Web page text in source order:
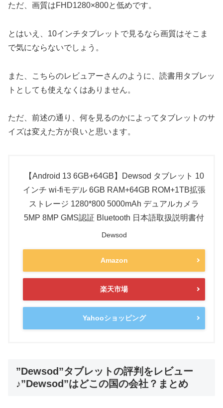
ただ、画質はFHD1280×800と低めです。
とはいえ、10インチタブレットで見るなら画質はそこま
で気にならないでしょう。
また、こちらのレビュアーさんのように、読書用タブレッ
トとしても使えなくはありません。
ただ、前述の通り、何を見るのかによってタブレットのサ
イズは変えた方が良いと思います。
【Android 13 6GB+64GB】Dewsod タブレット 10
インチ wi-fiモデル 6GB RAM+64GB ROM+1TB拡張
ストレージ 1280*800 5000mAh デュアルカメラ
5MP 8MP GMS認証 Bluetooth 日本語取扱説明書付
Dewsod
Amazon
楽天市場
Yahooショッピング
”Dewsod”タブレットの評判をレビュー
♪”Dewsod”はどこの国の会社？まとめ